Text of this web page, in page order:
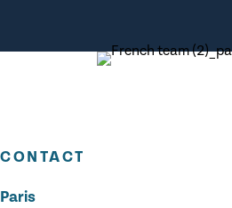
CONTACT
Paris